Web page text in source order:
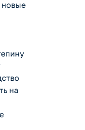
новые
на